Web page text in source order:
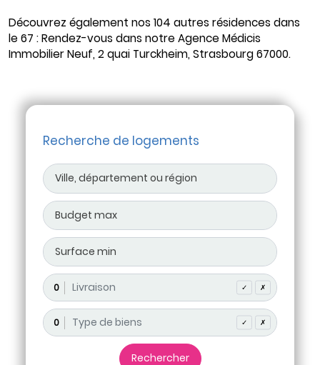
Découvrez également nos 104 autres résidences dans
le 67 : Rendez-vous dans notre Agence Médicis
Immobilier Neuf, 2 quai Turckheim, Strasbourg 67000.
Recherche de logements
0 ✓ ✗
0 ✓ ✗